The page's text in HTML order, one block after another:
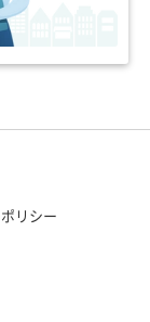
リシー